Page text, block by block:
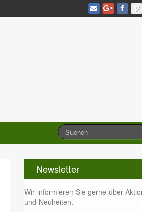
Newsletter
Wir informieren Sie gerne über
und Neuheiten.